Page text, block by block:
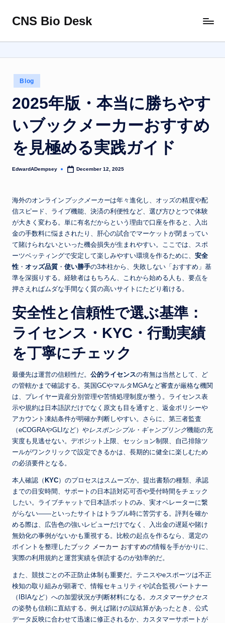
Skip
content
CNS Bio Desk
Life
Story
Posted
in
Blog
2025年版・本当に勝ちやす
いブックメーカーおすすめ
を見極める実践ガイド
Posted
EdwardADempsey December 12, 2025
海外のオンライン ブックメーカーは年々進化し、オッズの精度や配
信スピード、ライブ機能、決済の利便性など、選び方ひとつで体験
が大きく変わる。単に有名だからという理由で口座を作ると、入出
金の手数料に悩まされたり、肝心の試合でマーケットが閉まってい
て賭けられないといった機会損失が生まれやすい。ここでは、スポ
ーツベッティングで安定して楽しみやすい環境を作るために、 安全
性 ・ オッズ品質 ・ 使い勝手の3本柱から、失敗しない「おすすめ」基
準を深掘りする。経験者はもちろん、これから始める人も、要点を
押さえればムダな手間なく質の高いサイトにたどり着ける。
安全性と信頼性で選ぶ基準：
ライセンス・KYC・行動実績
を丁寧にチェック
最優先は運営の信頼性だ。 公的ライセンスの有無は当然として、ど
の管轄かまで確認する。英国GCやマルタMGAなど審査が厳格な機関
は、プレイヤー資産分別管理や苦情処理制度が整う。ライセンス表
示や規約は日本語訳だけでなく原文も目を通すと、返金ポリシーや
アカウント凍結条件が明確か判断しやすい。さらに、第三者監査
（eCOGRAやGLIなど）やレスポンシブル・ギャンブリング機能の充
実度も見逃せない。デポジット上限、セッション制限、自己排除ツ
ールがワンクリックで設定できるかは、長期的に健全に楽しむため
の必須要件となる。
本人確認（ KYC）のプロセスはスムーズか。提出書類の種類、承認
までの目安時間、サポートの日本語対応可否や受付時間をチェック
したい。ライブチャットで日本語ボットのみ、実オペレーターに繋
がらない――といったサイトはトラブル時に苦労する。評判を確か
める際は、広告色の強いレビューだけでなく、入出金の遅延や賭け
無効化の事例がないかも重視する。比較の起点を作るなら、選定の
ポイントを整理したブック メーカー おすすめの情報を手がかりに、
実際の利用規約と運営実績を併読するのが効率的だ。
また、競技ごとの不正防止体制も重要だ。テニスやeスポーツは不正
検知の取り組みが顕著で、情報セキュリティや試合監視パートナー
（IBIAなど）への加盟状況が判断材料になる。
カスタマーサクセス
の姿勢も信頼に直結する。例えば賭けの誤結算があったとき、公式
データ反映に合わせて迅速に修正されるか、カスタマーサポートが